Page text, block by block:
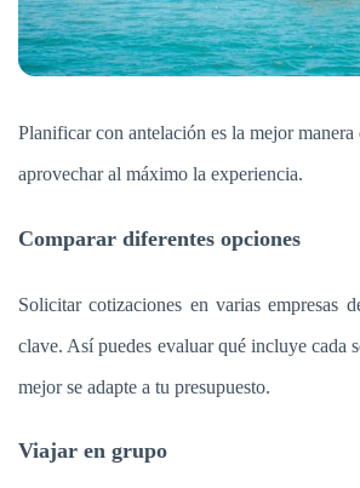
Planificar con antelación es la mejor manera
aprovechar al máximo la experiencia.
Comparar diferentes opciones
Solicitar cotizaciones en varias empresas
clave. Así puedes evaluar qué incluye cada
mejor se adapte a tu presupuesto.
Viajar en grupo